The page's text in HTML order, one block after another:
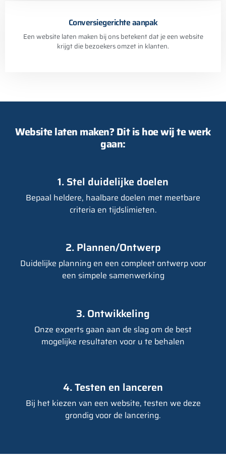
Conversiegerichte aanpak
Een website laten maken bij ons betekent dat je een website
krijgt die bezoekers omzet in klanten.
Website laten maken? Dit is hoe wij te werk
gaan:
1. Stel duidelijke doelen
Bepaal heldere, haalbare doelen met meetbare
criteria en tijdslimieten.
2. Plannen/Ontwerp
Duidelijke planning en een compleet ontwerp voor
een simpele samenwerking
3. Ontwikkeling
Onze experts gaan aan de slag om de best
mogelijke resultaten voor u te behalen
4. Testen en lanceren
Bij het kiezen van een website, testen we deze
grondig voor de lancering.